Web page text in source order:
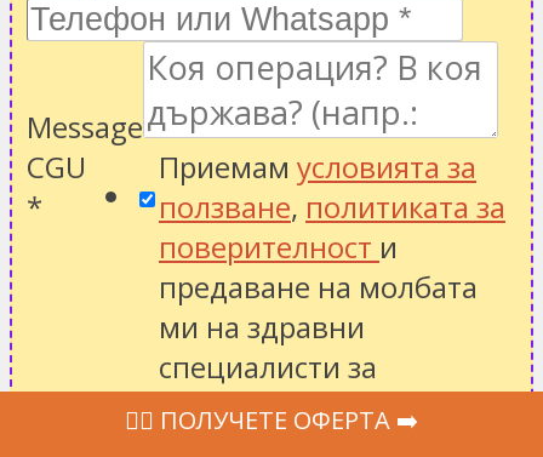
Message
CGU
*
Приемам условията за
ползване, политиката за
поверителност и
предаване на молбата
ми на здравни
специалисти за
получаване на
‍👩‍⚕ ПОЛУЧЕТЕ ОФЕРТА ➡️